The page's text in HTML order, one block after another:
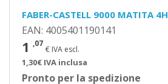
FABER-CASTELL 9000 MATITA 4H
EAN: 4005401190141
1 ,07
€ IVA escl.
1,30€ IVA inclusa
Pronto per la spedizione